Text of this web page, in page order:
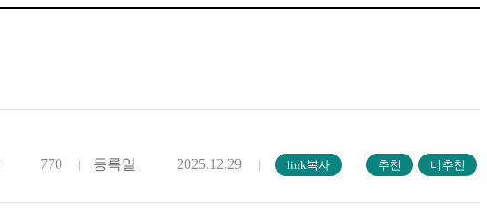
770 등록일 2025.12.29